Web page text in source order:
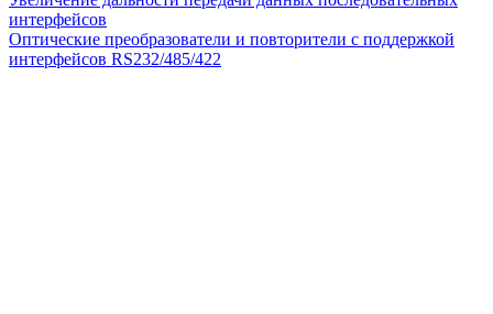
интерфейсов
Оптические преобразователи и повторители с поддержкой
интерфейсов RS232/485/422